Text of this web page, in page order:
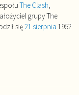
The Clash,
grupy The
się21 sierpnia 1952